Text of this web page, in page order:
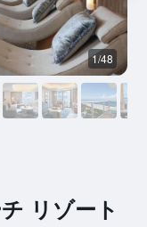
リゾート
1/48